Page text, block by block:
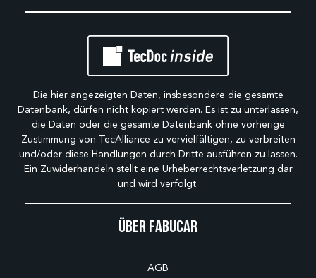
Über Fabucar
AGB
Die hier angezeigten Daten, insbesondere die gesamte
Datenbank, dürfen nicht kopiert werden. Es ist zu unterlassen,
die Daten oder die gesamte Datenbank ohne vorherige
Zustimmung von TecAlliance zu vervielfältigen, zu verbreiten
und/oder diese Handlungen durch Dritte ausführen zu lassen.
Ein Zuwiderhandeln stellt eine Urheberrechtsverletzung dar
und wird verfolgt.